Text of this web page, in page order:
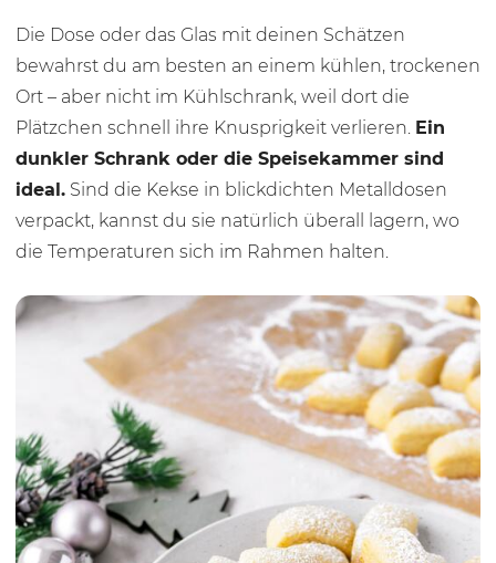
Die Dose oder das Glas mit deinen Schätzen
bewahrst du am besten an einem kühlen, trockenen
Ort – aber nicht im Kühlschrank, weil dort die
Plätzchen schnell ihre Knusprigkeit verlieren. Ein
dunkler Schrank oder die Speisekammer sind
ideal. Sind die Kekse in blickdichten Metalldosen
verpackt, kannst du sie natürlich überall lagern, wo
die Temperaturen sich im Rahmen halten.